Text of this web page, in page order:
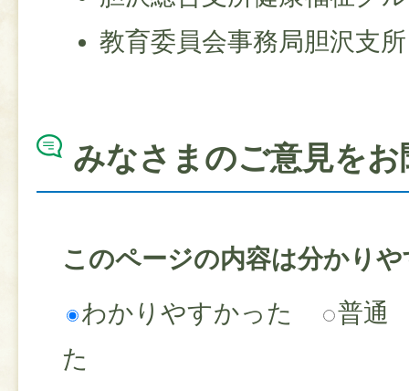
教育委員会事務局胆沢支所
みなさまのご意見を
このページの内容は分かり
わかりやすかった
普通
た